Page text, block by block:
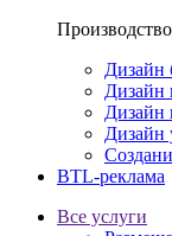
Производство
Дизайн
Дизайн
Дизайн
Дизайн
BTL-реклама
Все услуги